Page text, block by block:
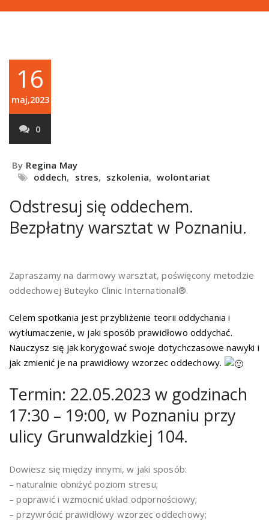
16
maj,2023
0
By Regina May
oddech, stres, szkolenia, wolontariat
Odstresuj się oddechem.
Bezpłatny warsztat w Poznaniu.
Zapraszamy na darmowy warsztat, poświęcony metodzie
oddechowej Buteyko Cli­nic Inter­na­tio­nal®.
Celem spotkania jest przybliżenie teorii oddychania i
wytłumaczenie, w jaki sposób prawidłowo oddychać.
Nauczysz się jak korygować swoje dotychczasowe nawyki i
jak zmienić je na prawidłowy wzorzec oddechowy.
Termin: 22.05.2023 w godzinach
17:30 – 19:00, w Poznaniu przy
ulicy Grunwaldzkiej 104.
Dowiesz się między innymi, w jaki sposób:
– naturalnie obniżyć poziom stresu;
– poprawić i wzmocnić układ odpornościowy;
– przywrócić prawidłowy wzorzec oddechowy;